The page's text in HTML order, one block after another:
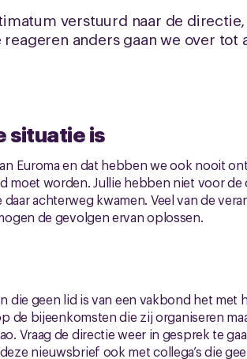
verstuurd naar de
anders gaan we over tot
situatie is
Euroma en dat hebben we ook nooit
moet worden. Jullie hebben niet voor
achterweg kwamen. Veel van de
de gevolgen ervan oplossen.
die geen lid is van een vakbond het met
de bijeenkomsten die zij organiseren
Vraag de directie weer in gesprek te
nieuwsbrief ook met collega’s die